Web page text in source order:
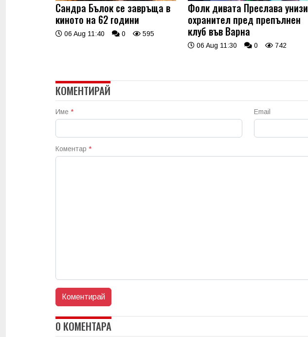
Сандра Бълок се завръща в
киното на 62 години
06 Aug 11:40 0 595
Фолк дивата Преслава унизи
охранител пред препълнен
клуб във Варна
06 Aug 11:30 0 742
КОМЕНТИРАЙ
Име * Email
Коментар *
0 КОМЕНТАРА